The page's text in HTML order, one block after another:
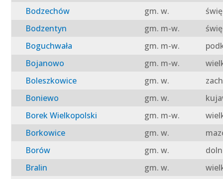
Bodzechów
gm. w.
Bodzentyn
gm. m-w.
Boguchwała
gm. m-w.
Bojanowo
gm. m-w.
Boleszkowice
gm. w.
Boniewo
gm. w.
Borek Wielkopolski
gm. m-w.
Borkowice
gm. w.
Borów
gm. w.
Bralin
gm. w.